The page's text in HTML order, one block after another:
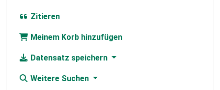
Zitieren
Meinem Korb hinzufügen
Datensatz speichern
Weitere Suchen